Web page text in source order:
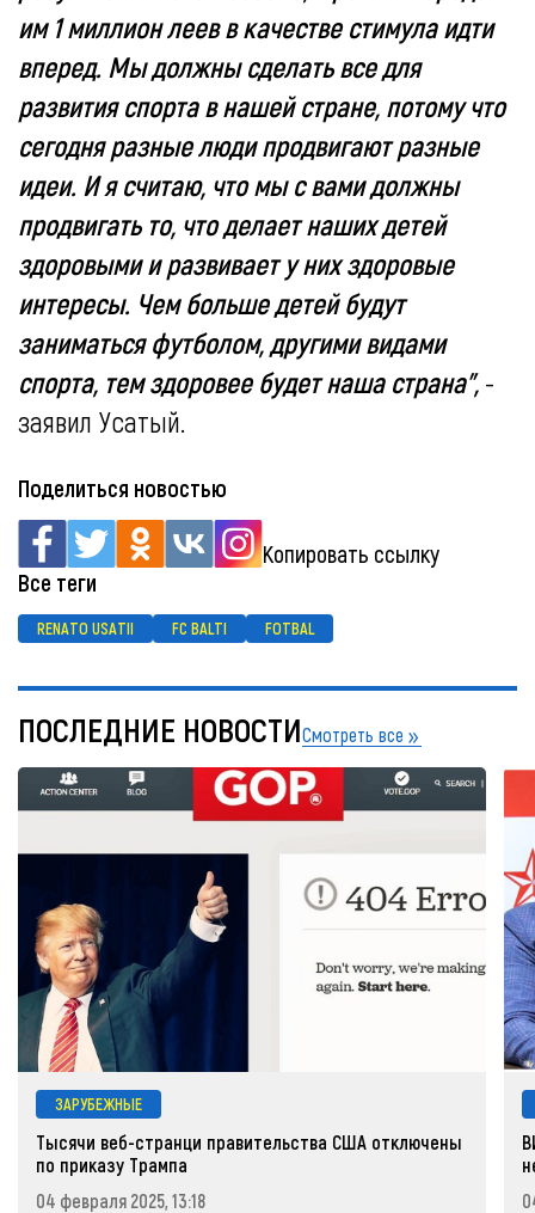
им 1 миллион леев в качестве стимула идти
вперед. Мы должны сделать все для
развития спорта в нашей стране, потому что
сегодня разные люди продвигают разные
идеи. И я считаю, что мы с вами должны
продвигать то, что делает наших детей
здоровыми и развивает у них здоровые
интересы. Чем больше детей будут
заниматься футболом, другими видами
спорта, тем здоровее будет наша страна", -
заявил Усатый.
Поделиться новостью
Копировать ссылку
Все теги
RENATO USATII FC BALTI FOTBAL
ПОСЛЕДНИЕ НОВОСТИСмотреть все
ЗАРУБЕЖНЫЕ
Тысячи веб-странци правительства США отключены
по приказу Трампа
04 февраля 2025, 13:18